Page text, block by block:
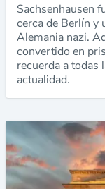
Sachsenhausen
cerca de Berlín y
Alemania nazi.
convertido en
recuerda a todas
actualidad.